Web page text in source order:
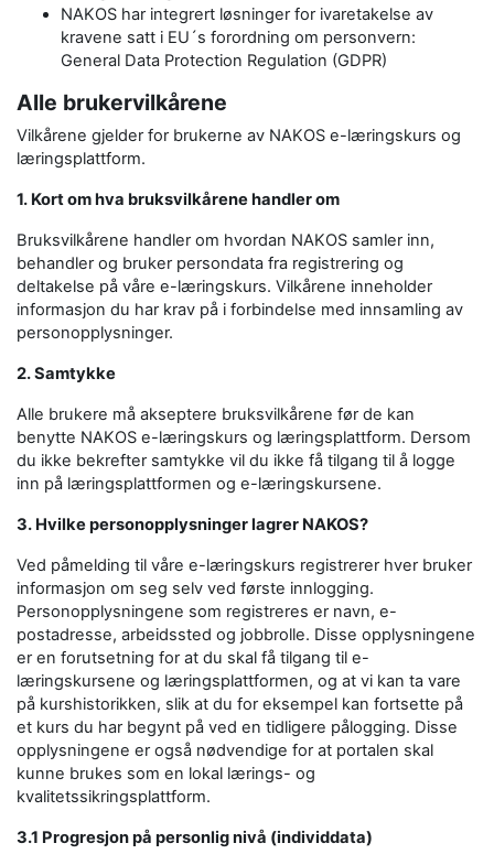
NAKOS har integrert løsninger for ivaretakelse av
kravene satt i EU´s forordning om personvern:
General Data Protection Regulation (GDPR)
Alle brukervilkårene
Vilkårene gjelder for brukerne av NAKOS e-læringskurs og
læringsplattform.
1. Kort om hva bruksvilkårene handler om
Bruksvilkårene handler om hvordan NAKOS samler inn,
behandler og bruker persondata fra registrering og
deltakelse på våre e-læringskurs. Vilkårene inneholder
informasjon du har krav på i forbindelse med innsamling av
personopplysninger.
2. Samtykke
Alle brukere må akseptere bruksvilkårene før de kan
benytte NAKOS e-læringskurs og læringsplattform. Dersom
du ikke bekrefter samtykke vil du ikke få tilgang til å logge
inn på læringsplattformen og e-læringskursene.
3. Hvilke personopplysninger lagrer NAKOS?
Ved påmelding til våre e-læringskurs registrerer hver bruker
informasjon om seg selv ved første innlogging.
Personopplysningene som registreres er navn, e-
postadresse, arbeidssted og jobbrolle. Disse opplysningene
er en forutsetning for at du skal få tilgang til e-
læringskursene og læringsplattformen, og at vi kan ta vare
på kurshistorikken, slik at du for eksempel kan fortsette på
et kurs du har begynt på ved en tidligere pålogging. Disse
opplysningene er også nødvendige for at portalen skal
kunne brukes som en lokal lærings- og
kvalitetssikringsplattform.
3.1 Progresjon på personlig nivå (individdata)